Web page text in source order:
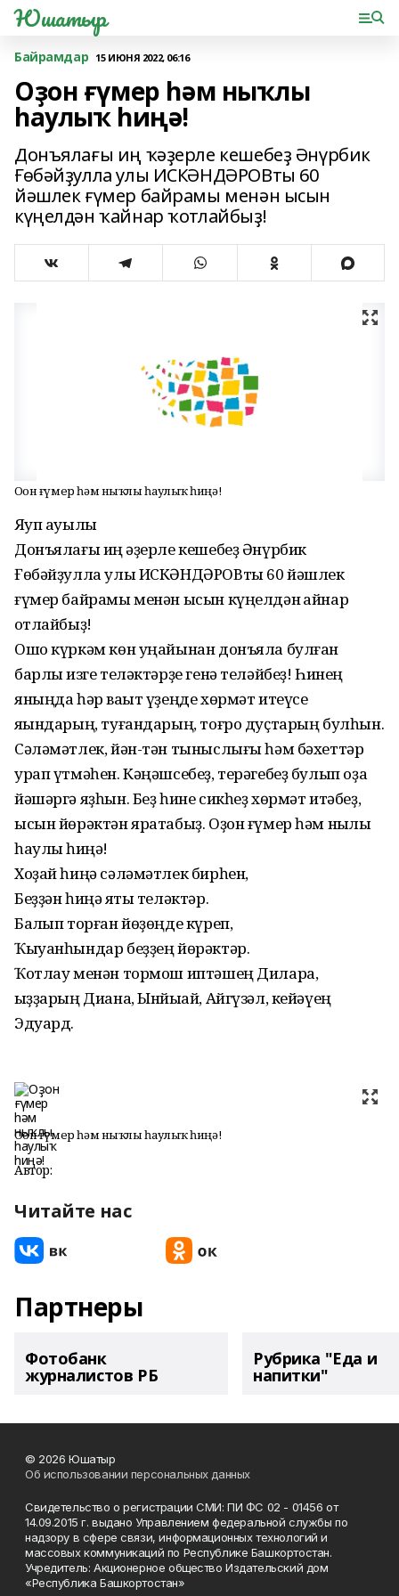
Юшатыр
Байрамдар 15 ИЮНЯ 2022, 06:16
Оҙон ғүмер һәм ныҡлы
һаулыҡ һиңә!
Донъялағы иң ҡәҙерле кешебеҙ Әнүрбик
Ғөбәйҙулла улы ИСКӘНДӘРОВты 60
йәшлек ғүмер байрамы менән ысын
күңелдән ҡайнар ҡотлайбыҙ!
Оҙон ғүмер һәм ныҡлы һаулыҡ һиңә!
Яҡуп ауылы
Донъялағы иң ҡәҙерле кешебеҙ Әнүрбик
Ғөбәйҙулла улы ИСКӘНДӘРОВты 60 йәшлек
ғүмер байрамы менән ысын күңелдән ҡайнар
ҡотлайбыҙ!
Ошо күркәм көн уңайынан донъяла булған
барлыҡ изге теләктәрҙе генә теләйбеҙ! Һинең
яныңда һәр ваҡыт үҙеңде хөрмәт итеүсе
яҡындарың, туғандарың, тоғро дуҫтарың булһын.
Сәләмәтлек, йән-тән тыныслығы һәм бәхеттәр
урап үтмәһен. Кәңәшсебеҙ, терәгебеҙ булып оҙаҡ
йәшәргә яҙһын. Беҙ һине сикһеҙ хөрмәт итәбеҙ,
ысын йөрәктән яратабыҙ. Оҙон ғүмер һәм ныҡлы
һаулыҡ һиңә!
Хоҙай һиңә сәләмәтлек бирһен,
Беҙҙән һиңә яҡты теләктәр.
Балҡып торған йөҙөңде күреп,
Ҡыуанһындар беҙҙең йөрәктәр.
Ҡотлау менән тормош иптәшең Дилара,
ҡыҙҙарың Диана, Ынйыҡай, Айгүзәл, кейәүең
Эдуард.
Оҙон ғүмер һәм ныҡлы һаулыҡ һиңә!
Автор:
Читайте нас
Партнеры
Фотобанк
журналистов РБ
Рубрика "Еда и
напитки"
© 2026 Юшатыр
Об использовании персональных данных
Свидетельство о регистрации СМИ: ПИ ФС 02 - 01456 от
14.09.2015 г. выдано Управлением федеральной службы по
надзору в сфере связи, информационных технологий и
массовых коммуникаций по Республике Башкортостан.
Учредитель: Акционерное общество Издательский дом
«Республика Башкортостан»